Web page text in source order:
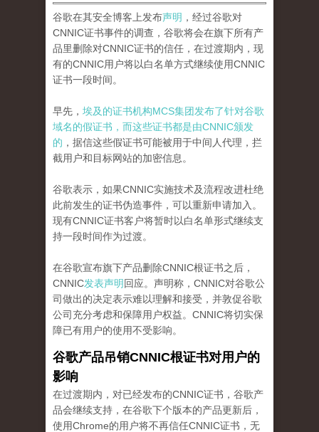
谷歌在其安全博客上发布声明 ，经过谷歌对
CNNIC证书事件的调查，谷歌将会在旗下所有产
品里删除对CNNIC证书的信任，在过渡期内，现
有的CNNIC用户将以白名单方式继续使用CNNIC
证书一段时间。
早先， 埃及的证书机构MCS集团发布了针对谷歌
域名的假证书，而这些证书都是由CNNIC颁发
的 ，据信这些假证书可能被用于中间人代理，拦
截用户和目标网站的加密信息。
谷歌表示，如果CNNIC实施技术及流程改进杜绝
此前发生的证书伪造事件，可以重新申请加入。
现有CNNIC证书客户将暂时以白名单形式继续支
持一段时间作为过渡。
在谷歌宣布旗下产品删除CNNIC根证书之后，
CNNIC发表声明 回应。声明称，CNNIC对谷歌公
司做出的决定表示难以理解和接受，并敦促谷歌
公司充分考虑和保障用户权益。CNNIC将切实保
障已有用户的使用不受影响。
谷歌产品吊销CNNIC根证书对用户的
影响
在过渡期内，对已经发布的CNNIC证书，谷歌产
品会继续支持，在谷歌下个版本的产品更新后，
使用Chrome的用户将不再信任CNNIC证书，无